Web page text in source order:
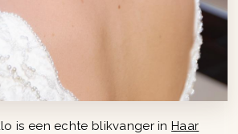
is een echte blikvanger inHaar